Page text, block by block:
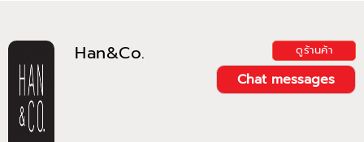
Han&Co. ดูร้านค้า
Chat messages